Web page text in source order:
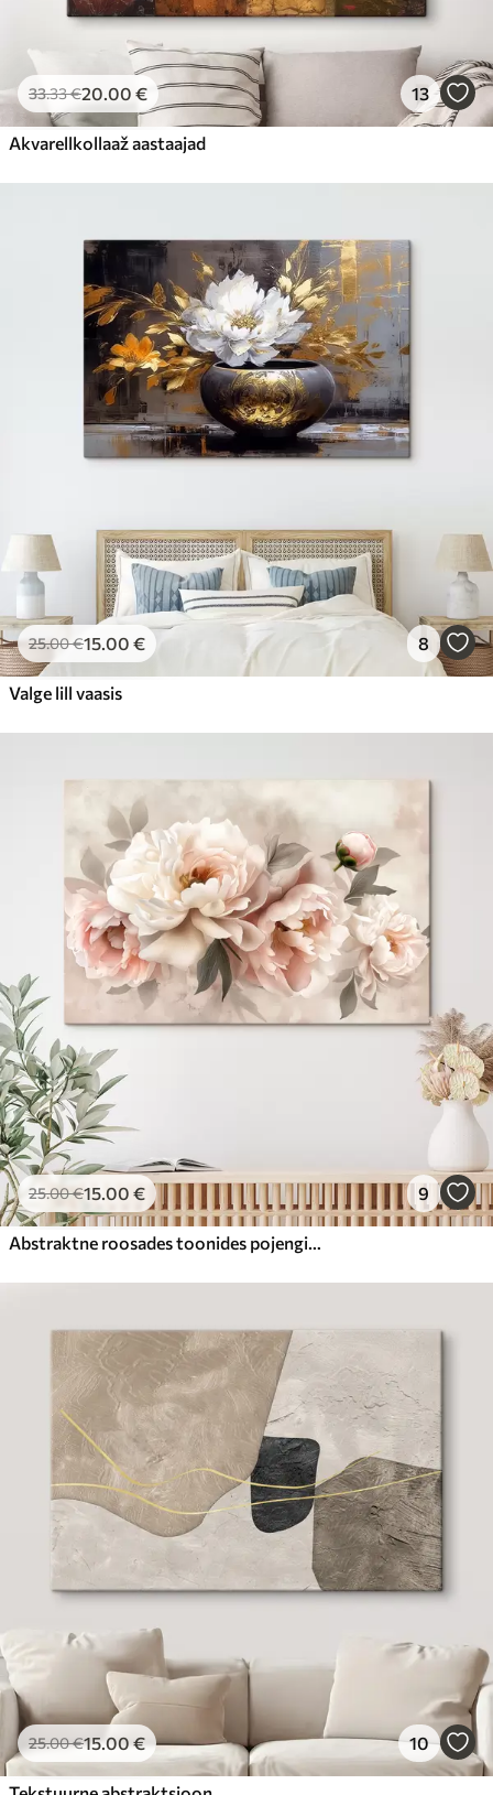
33.33€20.00 € 13
Akvarellkollaaž aastaajad
25.00€15.00 € 8
Valge lill vaasis
25.00€15.00 € 9
Abstraktne roosades toonides pojengide kimp
25.00€15.00€ 10